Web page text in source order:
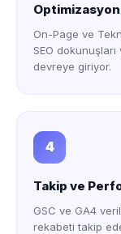
Optimizasyon
On-Page ve
SEO
devreye giriyor.
4
Takip ve
GSC ve GA4
rekabeti takip